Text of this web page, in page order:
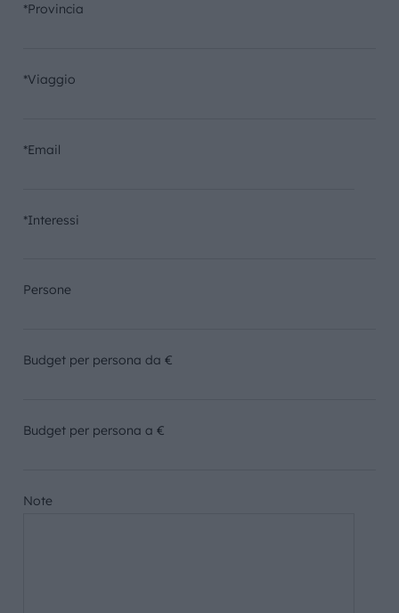
*Provincia
*Viaggio
*Email
*Interessi
Persone
Budget per persona da €
Budget per persona a €
Note